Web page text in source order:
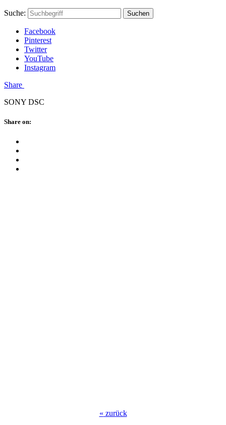
Skip
content
Hauptstadtmutti
Schließen
Search
Schließen
Suche: Suchen
Facebook
Pinterest
Twitter
YouTube
Instagram
Menü
Share
SONY DSC
Schließen
Share on:
« zurück